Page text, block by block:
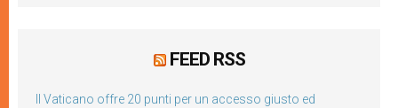
FEED RSS
Il Vaticano offre 20 punti per un accesso giusto ed